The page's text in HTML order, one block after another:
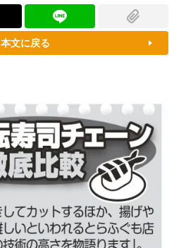
本文に戻る